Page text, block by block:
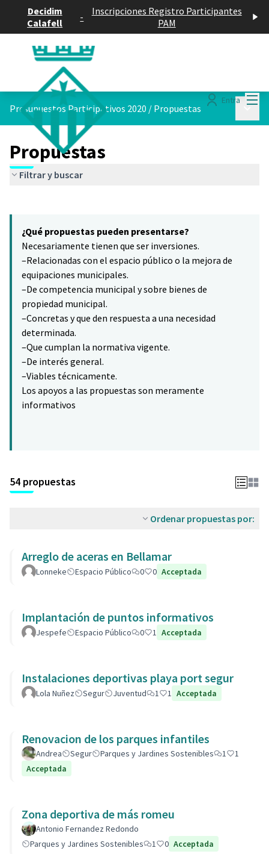
Decidim
Calafell
-
Inscripciones Registro Participantes
PAM
Entra
Presupuestos Participativos 2020 / Propuestas
Propuestas
Filtrar y buscar
−
¿Qué propuestas pueden presentarse?
Necesariamente tienen que ser inversiones.
–Relacionadas con el espacio público o la mejora de
equipaciones municipales.
–De competencia municipal y sobre bienes de
propiedad municipal.
–Concretas y que den respuesta a una necesidad
determinada.
–Que cumplan la normativa vigente.
–De interés general.
–Viables técnicamente.
Los apoyos a las propuestas son meramente
informativos
54 propuestas
Ordenar propuestas por:
Arreglo de aceras en Bellamar
Lonneke Espacio Público 0 0 Acceptada
Implantación de puntos informativos
Jespefe Espacio Público 0 1 Acceptada
Instalaciones deportivas playa port segur
Lola Nuñez Segur Juventud 1 1 Acceptada
Renovacion de los parques infantiles
Andrea Segur Parques y Jardines Sostenibles 1
1
Acceptada
Zona deportiva de más romeu
Antonio Fernandez Redondo
Parques y Jardines Sostenibles
1 0 Acceptada